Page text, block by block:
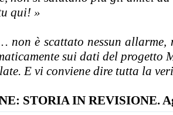
qui! »
non è scattato nessun
sui dati del progetto
E vi conviene dire tutta la
STORIA IN REVISIONE.